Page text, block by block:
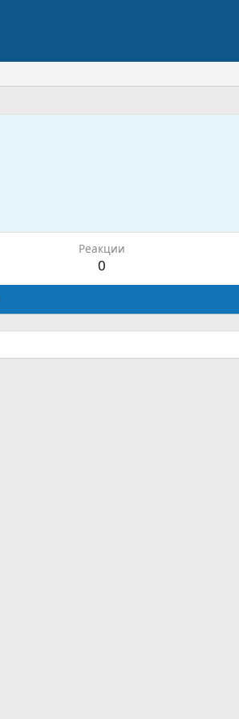
Реакции
0